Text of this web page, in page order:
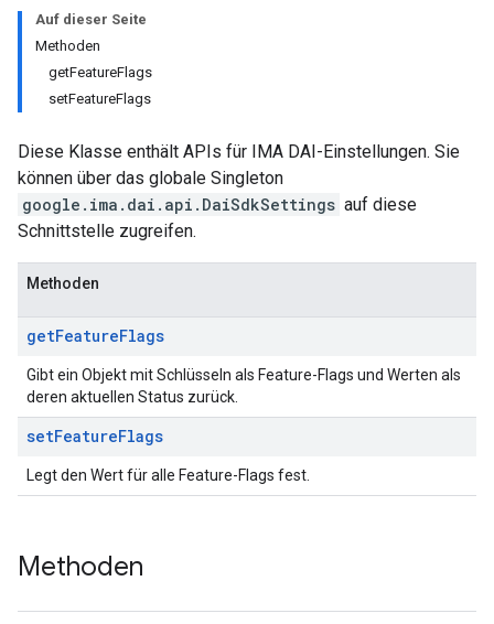
Auf dieser Seite
Methoden
getFeatureFlags
setFeatureFlags
Diese Klasse enthält APIs für IMA DAI-Einstellungen. Sie
können über das globale Singleton
google.ima.dai.api.DaiSdkSettings auf diese
Schnittstelle zugreifen.
Methoden
getFeatureFlags
Gibt ein Objekt mit Schlüsseln als Feature-Flags und Werten als
deren aktuellen Status zurück.
setFeatureFlags
Legt den Wert für alle Feature-Flags fest.
Methoden